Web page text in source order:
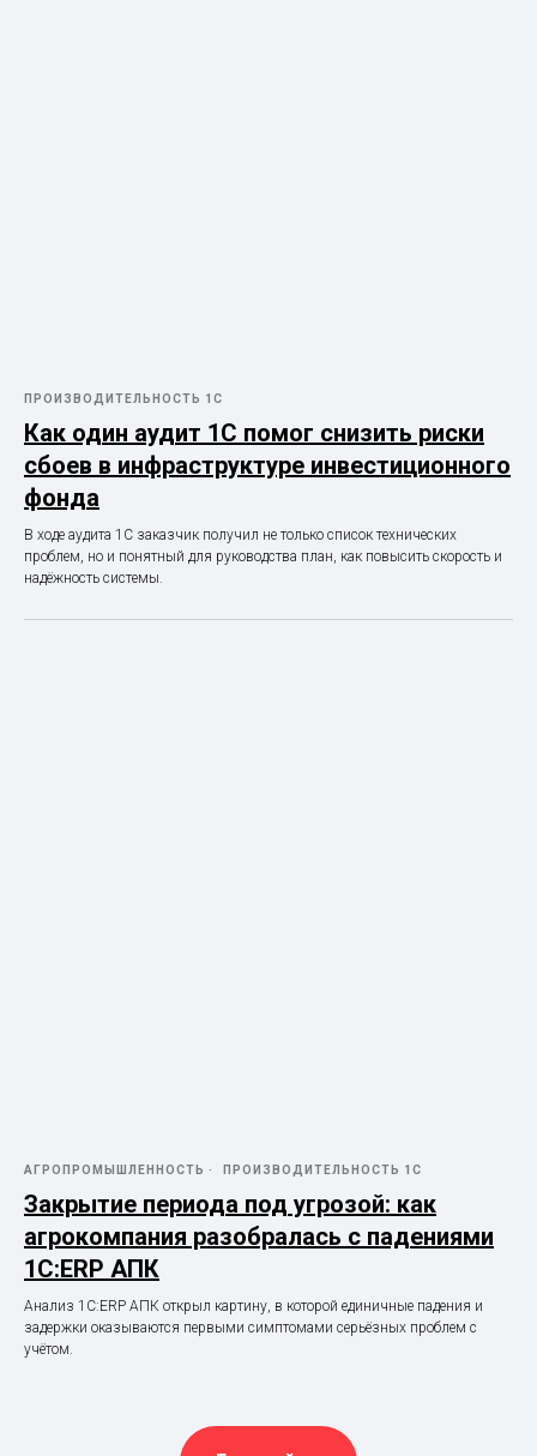
ПРОИЗВОДИТЕЛЬНОСТЬ 1С
Как один аудит 1С помог снизить риски
сбоев в инфраструктуре инвестиционного
фонда
В ходе аудита 1С заказчик получил не только список технических
проблем, но и понятный для руководства план, как повысить скорость и
надёжность системы.
АГРОПРОМЫШЛЕННОСТЬ ПРОИЗВОДИТЕЛЬНОСТЬ 1С
Закрытие периода под угрозой: как
агрокомпания разобралась с падениями
1С:ERP АПК
Анализ 1С:ERP АПК открыл картину, в которой единичные падения и
задержки оказываются первыми симптомами серьёзных проблем с
учётом.